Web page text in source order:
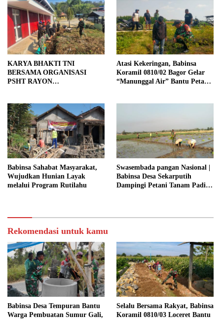
KARYA BHAKTI TNI
BERSAMA ORGANISASI
PSHT RAYON
ROYONG DAN
KEMANUNGGALAN TNI-
RAKYAT
Atasi Kekeringan, Babinsa
Koramil 0810/02 Bagor Gelar
“Manunggal Air” Bantu Petani
Babinsa Sahabat Masyarakat,
Wujudkan Hunian Layak
melalui Program Rutilahu
Swasembada pangan Nasional |
Babinsa Desa Sekarputih
Dampingi Petani Tanam Padi,
Rekomendasi untuk kamu
Babinsa Desa Tempuran Bantu
Warga Pembuatan Sumur Gali,
Selalu Bersama Rakyat, Babinsa
Koramil 0810/03 Loceret Bantu